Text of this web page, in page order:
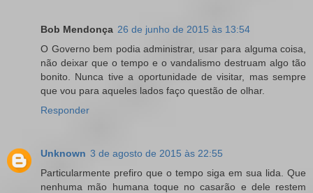
Bob Mendonça 26 de junho de 2015 às 13:54
O Governo bem podia administrar, usar para alguma coisa,
não deixar que o tempo e o vandalismo destruam algo tão
bonito. Nunca tive a oportunidade de visitar, mas sempre
que vou para aqueles lados faço questão de olhar.
Responder
Unknown 3 de agosto de 2015 às 22:55
Particularmente prefiro que o tempo siga em sua lida. Que
nenhuma mão humana toque no casarão e dele restem